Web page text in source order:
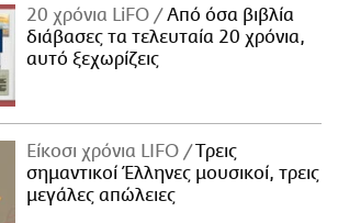
20 χρόνια LiFO
Από όσα βιβλία
διάβασες τα τελευταία 20 χρόνια,
αυτό ξεχωρίζεις
Είκοσι χρόνια LIFO
Tρεις
σημαντικοί Έλληνες μουσικοί, τρεις
μεγάλες απώλειες